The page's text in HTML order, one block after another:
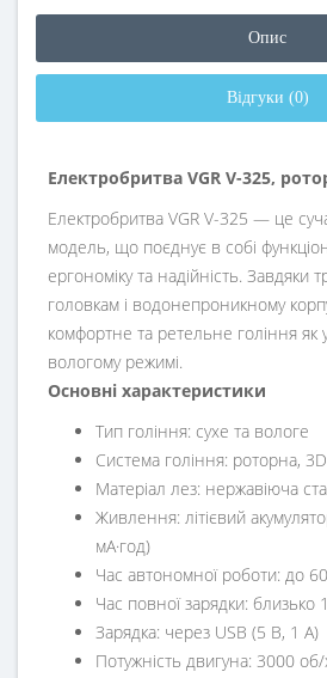
Опис
Відгуки (0)
Електробритва VGR V-325,
Електробритва VGR V-325 — це
модель, що поєднує в собі
ергономіку та надійність.
головкам і водонепроникному
комфортне та ретельне гоління як у
вологому режимі.
Основні характеристики
Тип гоління: сухе та вологе
Система гоління: роторна,
Матеріал лез: нержавіюча
Живлення: літієвий
мА·год)
Час автономної роботи: до
Час повної зарядки: близько
Зарядка: через USB (5 В, 1 А)
Потужність двигуна: 3000